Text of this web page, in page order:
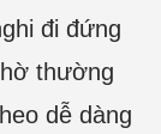
đi đứng
thường
dễ dàng